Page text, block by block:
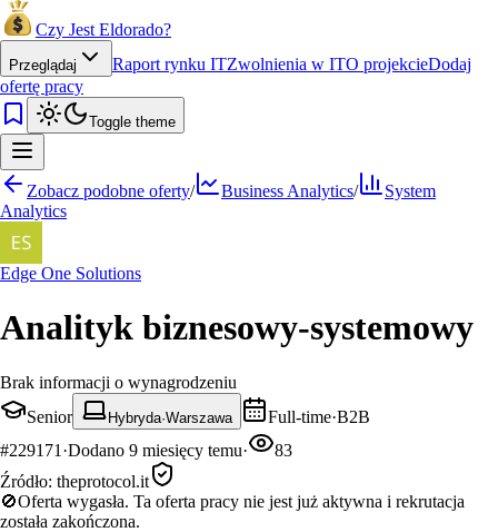
Czy Jest Eldorado?
Przeglądaj Raport rynku ITZwolnienia w ITO projekcieDodaj
ofertę pracy
Toggle theme
Zobacz podobne oferty/ Business Analytics/
System
Analytics
Edge One Solutions
Analityk biznesowy-systemowy
Brak informacji o wynagrodzeniu
Senior
Hybryda·Warszawa Full-time·B2B
#229171 ·Dodano 9 miesięcy temu·
83
Źródło: theprotocol.it
🚫Oferta wygasła. Ta oferta pracy nie jest już aktywna i rekrutacja
została zakończona.